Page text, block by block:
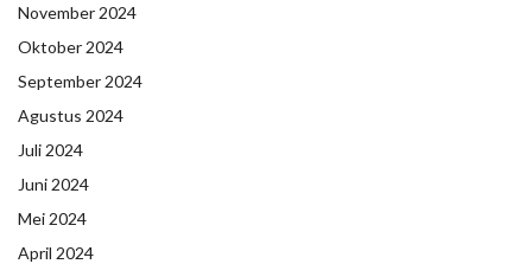
November 2024
Oktober 2024
September 2024
Agustus 2024
Juli 2024
Juni 2024
Mei 2024
April 2024